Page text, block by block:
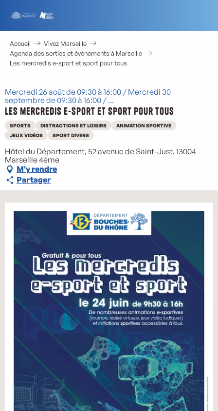
contenu
principal
Accueil
Vivez Marseille
Agenda des sorties et événements à Marseille
Les mercredis e-sport et sport pour tous
Mercredi 26 août de 09:30 à 16:00 / Mercredi 30
septembre de 09:30 à 16:00 / ...
Les mercredis e-sport et sport pour tous
SPORTS DISTRACTIONS ET LOISIRS
ANIMATION SPORTIVE
JEUX VIDÉOS
SPORT DIVERS
Hôtel du Département, 52 avenue de Saint-Just, 13004
Marseille 4ème
M'y rendre
Partager